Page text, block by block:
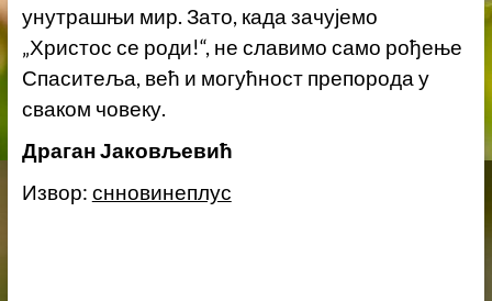
унутрашњи мир. Зато, када зачујемо
„Христос се роди!“, не славимо само рођење
Спаситеља, већ и могућност препорода у
сваком човеку.
Драган Јаковљевић
Извор: снновинеплус